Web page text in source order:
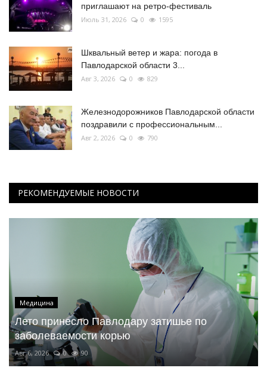
приглашают на ретро-фестиваль
Июль 31, 2026 0 1595
Шквальный ветер и жара: погода в
Павлодарской области 3...
Авг 3, 2026 0 829
Железнодорожников Павлодарской области
поздравили с профессиональным...
Авг 2, 2026 0 790
РЕКОМЕНДУЕМЫЕ НОВОСТИ
Медицина
Лето принесло Павлодару затишье по
заболеваемости корью
Авг 6, 2026 0 90